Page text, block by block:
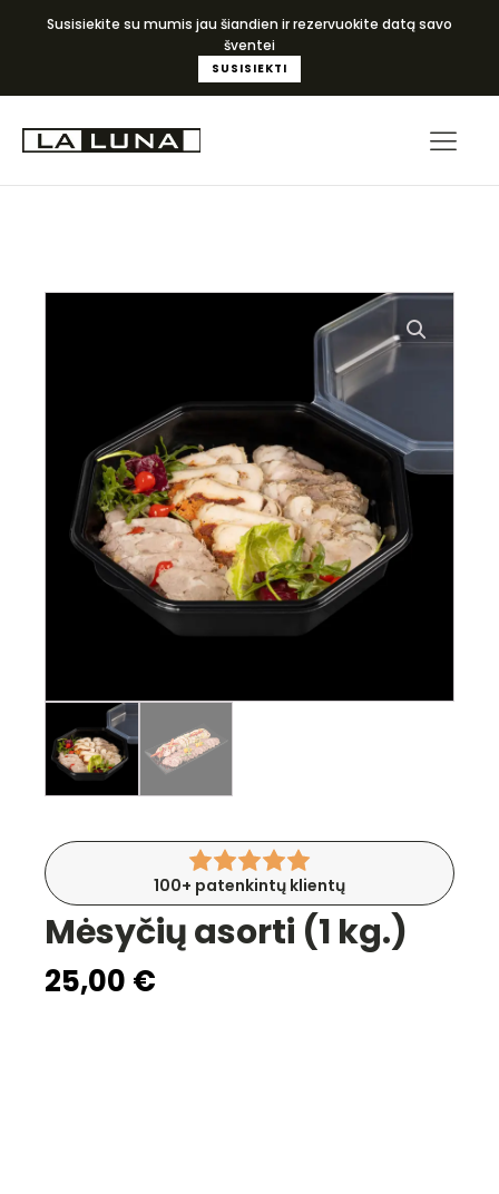
Susisiekite su mumis jau šiandien ir rezervuokite datą savo
šventei
SUSISIEKTI
100+ patenkintų klientų
Mėsyčių asorti (1 kg.)
25,00 €